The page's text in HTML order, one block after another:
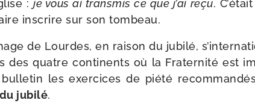
:je vous ai trans­mis ce que j’ai reçu.
ins­crire sur son tombeau.
de Lourdes, en rai­son du jubi­lé,
des quatre conti­nents où la Fraternité est
les exer­cices de pié­té
jubi­lé.